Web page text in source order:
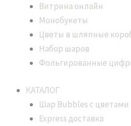
Витрина онлайн
Монобукеты
Цветы в шляпные
Набор шаров
Фольгированные
КАТАЛОГ
Шар Bubbles с цветами
Express доставка